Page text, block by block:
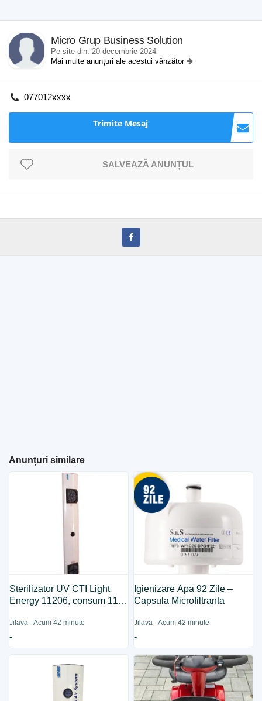
Micro Grup Business Solution
Pe site din: 20 decembrie 2024
Mai multe anunțuri ale acestui vânzător
077012xxxx
Trimite Mesaj
SALVEAZĂ ANUNȚUL
Anunțuri similare
Sterilizator UV CTI Light
Energy 11206, consum 115
Jilava - Acum 42 minute
-
Igienizare Apa 92 Zile –
Capsula Microfiltranta
Jilava - Acum 42 minute
-